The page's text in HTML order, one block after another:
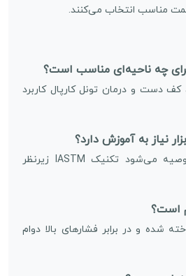
مناسب انتخاب می‌کنند.
دست و درمان تونل کارپال کاربرد
بله، برای نتیجه بهتر توصیه می‌شود تکنیک IASTM زیرنظر
شده و در برابر فشارهای بالا دوام